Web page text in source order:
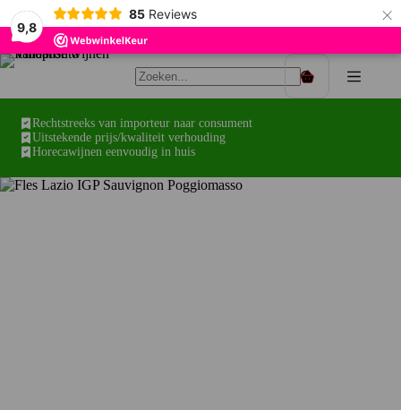
9,8
85 Reviews ×
Ga
Winkelwagen
Rechtstreeks van importeur naar consument
Uitstekende prijs/kwaliteit verhouding
Horecawijnen eenvoudig in huis